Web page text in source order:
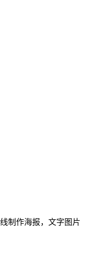
制作海报，文字图片